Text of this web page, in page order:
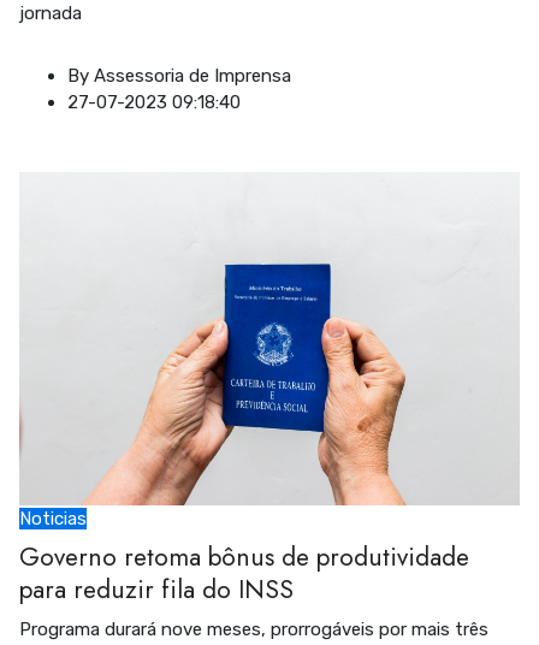
jornada
By Assessoria de Imprensa
27-07-2023 09:18:40
Noticias
Governo retoma bônus de produtividade
para reduzir fila do INSS
Programa durará nove meses, prorrogáveis por mais três